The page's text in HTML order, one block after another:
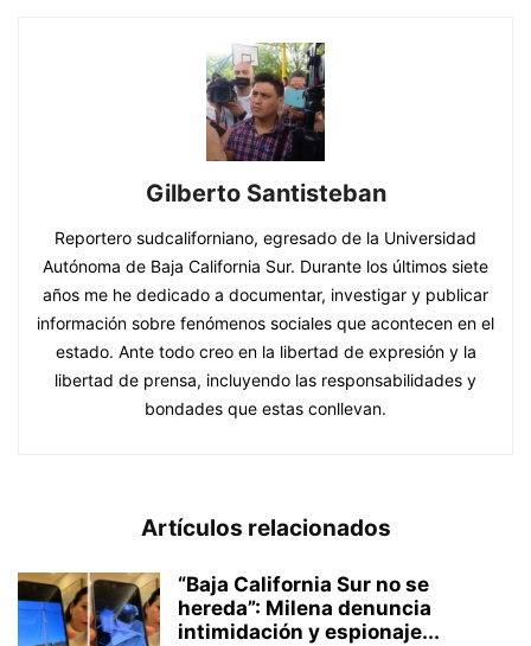
Gilberto Santisteban
Reportero sudcaliforniano, egresado de la Universidad
Autónoma de Baja California Sur. Durante los últimos siete
años me he dedicado a documentar, investigar y publicar
información sobre fenómenos sociales que acontecen en el
estado. Ante todo creo en la libertad de expresión y la
libertad de prensa, incluyendo las responsabilidades y
bondades que estas conllevan.
Artículos relacionados
“Baja California Sur no se
hereda”: Milena denuncia
intimidación y espionaje...